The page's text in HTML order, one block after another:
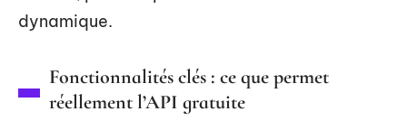
dynamique.
Fonctionnalités clés : ce que permet
réellement l’API gratuite